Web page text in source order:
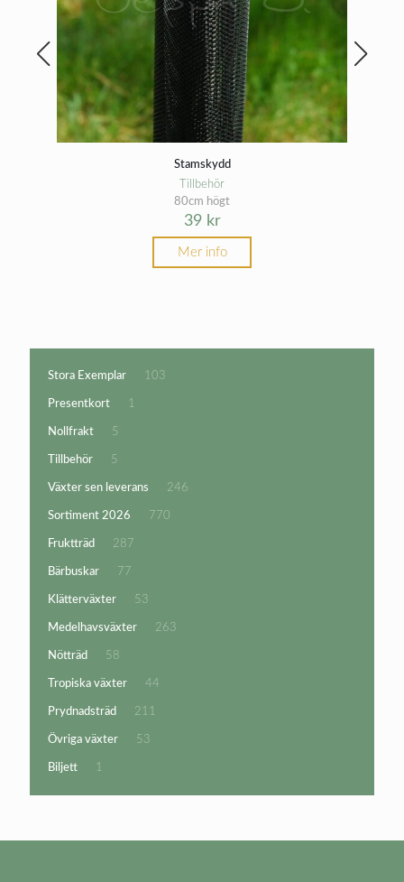
Stamskydd
Tillbehör
80cm högt
39 kr
Mer info
Stora Exemplar 103
Presentkort
1
Nollfrakt
5
Tillbehör
5
Växter sen leverans
246
Sortiment 2026
770
Fruktträd
287
Bärbuskar
77
Klätterväxter
53
Medelhavsväxter
263
Nötträd
58
Tropiska växter
44
Prydnadsträd
211
Övriga växter
53
Biljett
1